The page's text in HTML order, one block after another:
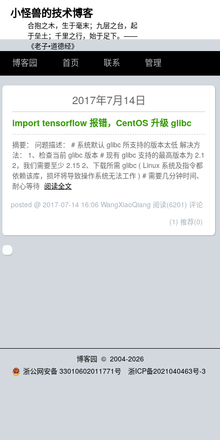
小怪兽的技术博客
合抱之木，生于毫末；九层之台，起
于垒土；千里之行，始于足下。——
《老子•道德经》
博客园 首页 联系 管理
2017年7月14日
import tensorflow 报错，CentOS 升级 glibc
摘要： 问题描述： # 系统默认 glibc 所支持的版本太低 解决方
法： 1、检查当前 glibc 版本 # 现有 glibc 支持的最高版本为 2.1
2，我们需要至少 2.15 2、下载所需 glibc ( Linux 系统及指令都
依赖该库，损坏将导致操作系统无法工作 ) # 需要几分钟时间、
耐心等待 阅读全文
posted @ 2017-07-14 16:06 WangXiaoQiang 阅读(6201) 评论
(1) 推荐(0)
博客园 © 2004-2026
浙公网安备 33010602011771号
浙ICP备2021040463号-3